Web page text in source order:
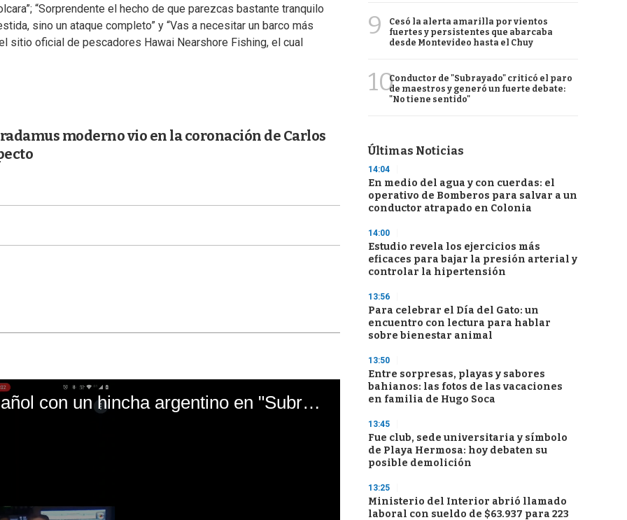
“Sorprendente el hecho de que parezcas bastante tranquilo
sino un ataque completo” y “Vas a necesitar un barco más
sitio oficial de pescadores Hawai Nearshore Fishing, el cual
moderno vio en la coronación de Carlos
El mal momento de Yanina Gasañol con un hincha argentino en "Subrayado"
9
Cesó la alerta amarilla por vientos
fuertes y persistentes que abarcaba
desde Montevideo hasta el Chuy
10Conductor de "Subrayado" criticó el paro
de maestros y generó un fuerte debate:
"No tiene sentido"
Últimas Noticias
14:04
En medio del agua y con cuerdas: el
operativo de Bomberos para salvar a un
conductor atrapado en Colonia
14:00
Estudio revela los ejercicios más
eficaces para bajar la presión arterial y
controlar la hipertensión
13:56
Para celebrar el Día del Gato: un
encuentro con lectura para hablar
sobre bienestar animal
13:50
Entre sorpresas, playas y sabores
bahianos: las fotos de las vacaciones
en familia de Hugo Soca
13:45
Fue club, sede universitaria y símbolo
de Playa Hermosa: hoy debaten su
posible demolición
13:25
Ministerio del Interior abrió llamado
laboral con sueldo de $63.937 para 223